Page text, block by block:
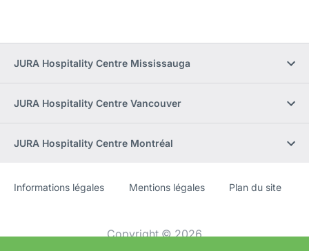
JURA Hospitality Centre Mississauga
JURA Hospitality Centre Vancouver
JURA Hospitality Centre Montréal
Site
[Website
Informations légales Mentions légales Plan du site
Copyright © 2026